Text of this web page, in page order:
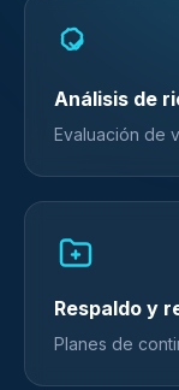
Análisis de
Evaluación de
Respaldo y
Planes de